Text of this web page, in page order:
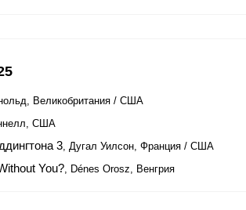
Великобритания / США
США
3, Дугал Уилсон, Франция / США
You?, Dénes Orosz, Венгрия